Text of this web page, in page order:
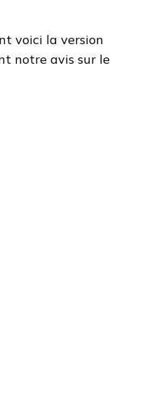
voici la version
notre avis sur le